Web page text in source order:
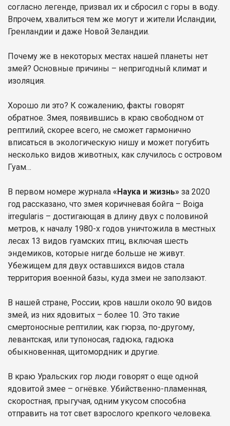
согласно легенде, призвал их и сбросил с горы в воду.
Впрочем, хвалиться тем же могут и жители Исландии,
Гренландии и даже Новой Зеландии.
Почему же в некоторых местах нашей планеты нет
змей? Основные причины – непригодный климат и
изоляция.
Хорошо ли это? К сожалению, факты говорят
обратное. Змея, появившись в краю свободном от
рептилий, скорее всего, не сможет гармонично
вписаться в экологическую нишу и может погубить
несколько видов животных, как случилось с островом
Гуам…
В первом номере журнала «Наука и жизнь» за 2020
год рассказано, что змея коричневая бойга – Boiga
irregularis – достигающая в длину двух с половиной
метров, к началу 1980-х годов уничтожила в местных
лесах 13 видов гуамских птиц, включая шесть
эндемиков, которые нигде больше не живут.
Убежищем для двух оставшихся видов стала
территория военной базы, куда змеи не заползают.
В нашей стране, России, кров нашли около 90 видов
змей, из них ядовитых – более 10. Это такие
смертоносные рептилии, как гюрза, по-другому,
левантская, или тупоносая, гадюка, гадюка
обыкновенная, щитомордник и другие.
В краю Уральских гор люди говорят о еще одной
ядовитой змее – огнёвке. Убийственно-пламенная,
скоростная, прыгучая, одним укусом способна
отправить на тот свет взрослого крепкого человека.